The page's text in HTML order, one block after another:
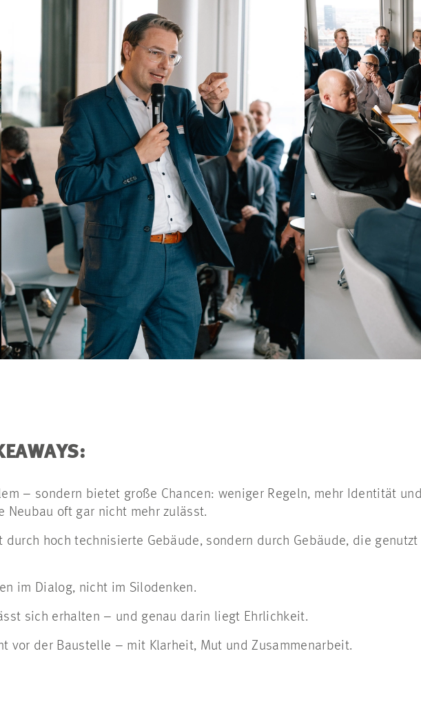
– sondern bietet große Chancen: weniger Regeln, mehr Identität und
Neubau oft gar nicht mehr zulässt.
durch hoch technisierte Gebäude, sondern durch Gebäude, die genutzt
im Dialog, nicht im Silodenken.
sich erhalten – und genau darin liegt Ehrlichkeit.
vor der Baustelle – mit Klarheit, Mut und Zusammenarbeit.